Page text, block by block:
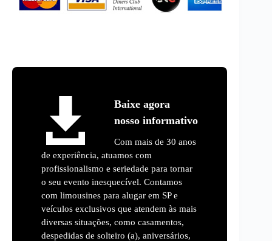
Baixe agora
nosso informativo
Com mais de 30 anos
de experiência, atuamos com
profissionalismo e seriedade para tornar
o seu evento inesquecível. Contamos
com limousines para alugar em SP e
veículos exclusivos que atendem às mais
diversas situações, como casamentos,
despedidas de solteiro (a), aniversários,